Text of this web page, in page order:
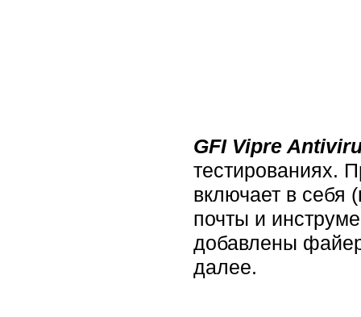
GFI Vipre
тестированиях.
включает в себя
почты и
добавлены
далее.